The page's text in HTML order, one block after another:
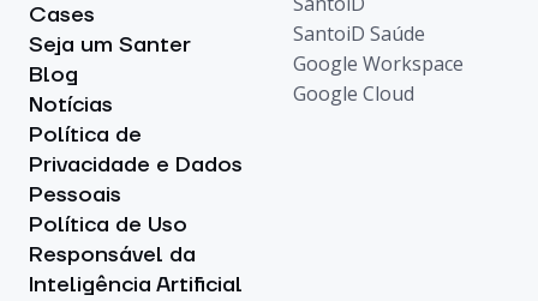
Cases
Seja um Santer
Blog
Notícias
Política de
Privacidade e Dados
Pessoais
Política de Uso
Responsável da
Inteligência Artificial
SantoiD Saúde
Google Workspace
Google Cloud